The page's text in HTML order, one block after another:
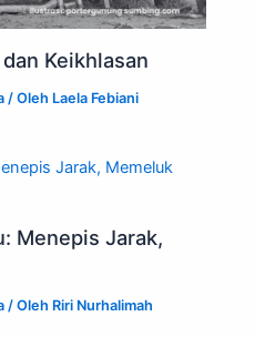
Keikhlasan
/ Oleh Laela Febiani
Menepis Jarak,
/ Oleh Riri Nurhalimah